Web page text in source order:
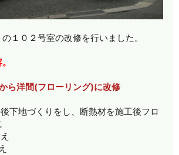
１０２号室の改修を行いました。
ら洋間(フローリング)に改修
下地づくりをし、断熱材を施工後フロ